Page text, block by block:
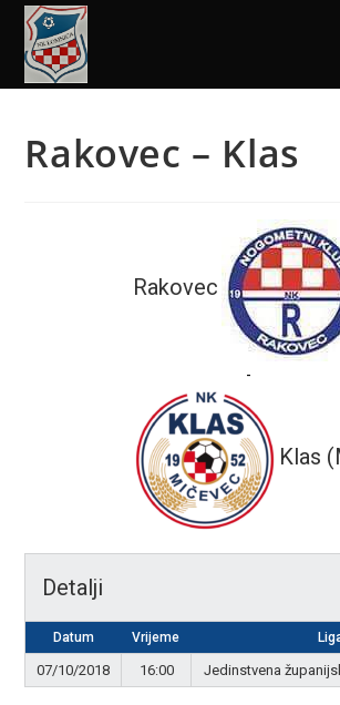
Rakovec – Klas
Rakovec
-
Klas
Detalji
Datum Vrijeme
07/10/2018 16:00 Jedinstvena